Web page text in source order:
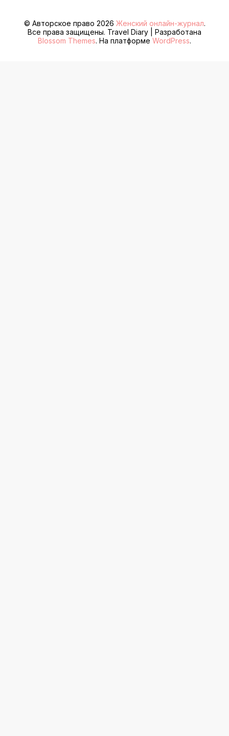
© Авторское право 2026 Женский онлайн-журнал.
Все права защищены. Travel Diary | Разработана
Blossom Themes. На платформе WordPress.